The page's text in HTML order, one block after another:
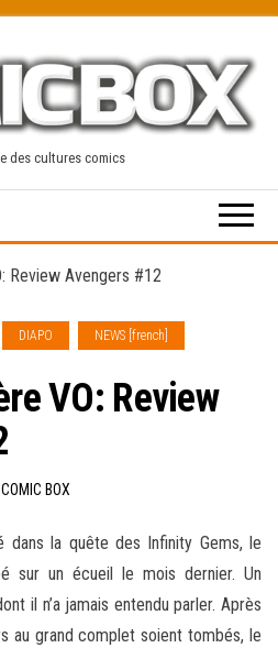
des cultures comics
Review Avengers #12
DIAPO NEWS [french]
VO: Review
COMIC BOX
dans la quête des Infinity Gems, le
sur un écueil le mois dernier. Un
il n’a jamais entendu parler. Après
au grand complet soient tombés, le